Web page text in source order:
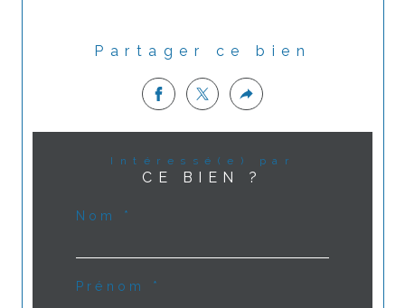
Partager ce bien
Intéressé(e) par
CE BIEN ?
Nom *
Prénom *